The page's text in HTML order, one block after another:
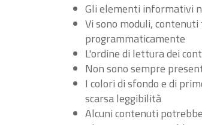
Gli elementi informativi
Vi sono moduli,
programmaticamente
L'ordine di lettura dei
Non sono sempre
I colori di sfondo e di
scarsa leggibilità
Alcuni contenuti